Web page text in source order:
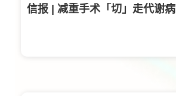
信报 | 减重手术「切」走代谢病